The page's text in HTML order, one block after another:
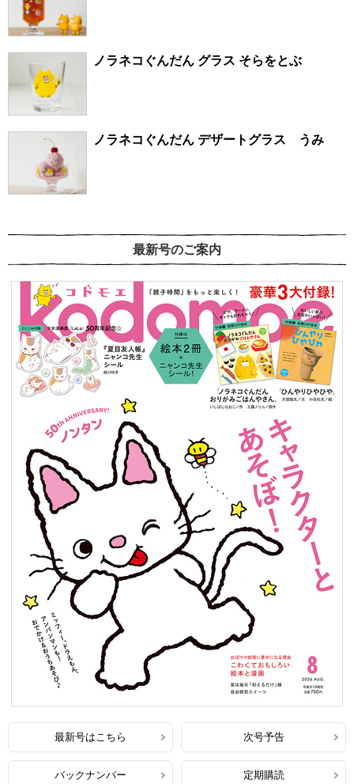
ノラネコぐんだん グラス そらをとぶ
ノラネコぐんだん デザートグラス うみ
最新号のご案内
最新号はこちら 次号予告
バックナンバー 定期購読